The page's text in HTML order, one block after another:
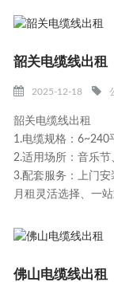
韶关电缆线出租
2025-12-18
韶关电缆线出租
1.电缆规格：6~240
2.适用场所：音乐
3.配套服务：上门
月租灵活选择、一
佛山电缆线出租